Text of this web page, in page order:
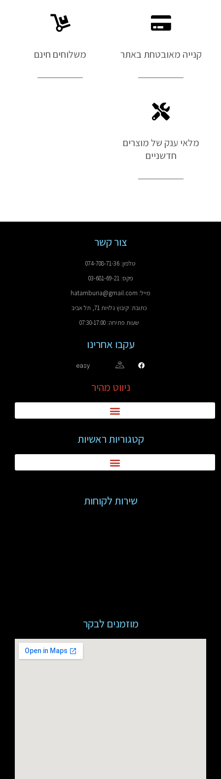
קנייה מאובטחת באתר משלוחים חינם
מלאי ענק של מוצרים
חדשניים
צור קשר
טלפון: 074-708-71-36
פקס: 03-681-69-21
מייל: hatamburia@gmail.com
כתובת: קיבוץ גלויות 71, תל אביב
שעות פתיחה: 07:30-17:00
עקבו אחרינו
easy
ניווט מהיר
קטגוריות ראשיות
שירות לקוחות
מוזמנים לבקר